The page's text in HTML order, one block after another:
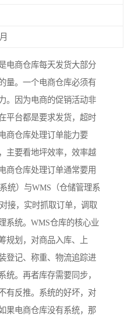
电商仓库每天发货大部分
量。一个电商仓库必须有
。因为电商的促销活动非
平台都是要求发货，超时
商仓库处理订单能力要
主要看地坪效率，效率越
商仓库处理订单通常要用
统）与WMS（仓储管理系
接，实时抓取订单，调取
系统。WMS仓库的核心业
规划，对商品入库、上
登记、称重、物流追踪进
统。再者库存需要同步，
有反推。系统的好坏，对
果电商仓库没有系统，那